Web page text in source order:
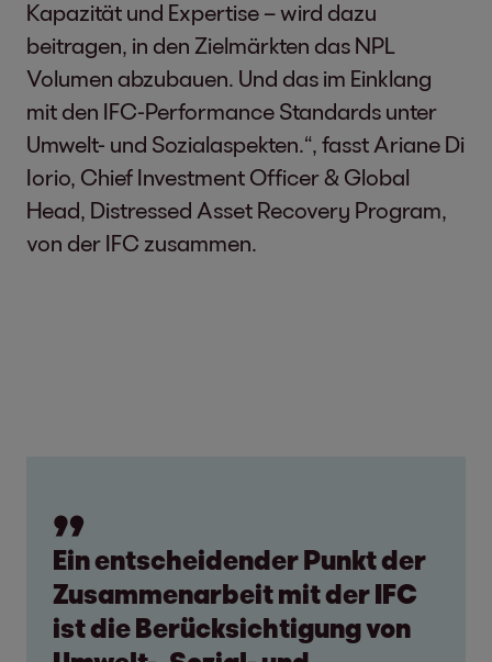
Kapazität und Expertise – wird dazu
beitragen, in den Zielmärkten das NPL
Volumen abzubauen. Und das im Einklang
mit den IFC-Performance Standards unter
Umwelt- und Sozialaspekten.“, fasst Ariane Di
Iorio, Chief Investment Officer & Global
Head, Distressed Asset Recovery Program,
von der IFC zusammen.
Ein entscheidender Punkt der
Zusammenarbeit mit der IFC
ist die Berücksichtigung von